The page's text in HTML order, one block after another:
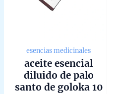
esencias medicinales
aceite esencial
diluido de palo
santo de goloka 10